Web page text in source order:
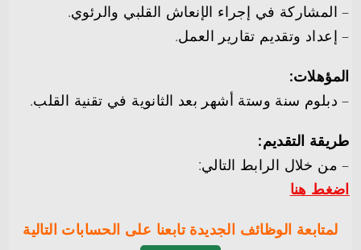
– المشاركة في إجراء الإنعاش القلبي والرئوي.
– إعداد وتقديم تقارير العمل.
المؤهلات:
– دبلوم سنة وستة أشهر بعد الثانوية في تقنية القلب.
طريقة التقديم:
– من خلال الرابط التالي:
اضغط هنا
لمتابعة الوظائف الجديدة تابعنا على الحسابات التالية